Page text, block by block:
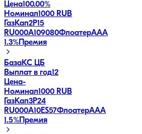
Цена100.00%
Номинал1000 RUB
ГазКап2P15
RU000A109080ФлоатерAAA
1.3% Премия
БазаКС ЦБ
Выплат в год12
Цена-
Номинал1000 RUB
ГазКап3P24
RU000A10ES57ФлоатерAAA
1.5% Премия